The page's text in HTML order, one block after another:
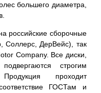
большего диаметра,
российские сборочные
Соллерс, ДерВейс), так
Company. Все диски,
строгим
проходит
ГОСТам и